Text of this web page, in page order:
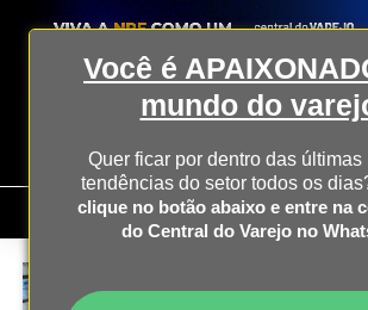
Você é
mundo do
Quer ficar por dentro das últimas
tendências do setor todos os
clique no botão abaixo e entre na
do Central do Varejo no
TOTVS anuncia novas soluções